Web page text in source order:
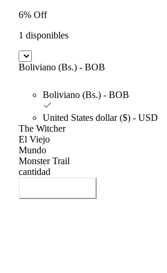
6% Off
1 disponibles
Boliviano (Bs.) - BOB
Boliviano (Bs.) - BOB
United States dollar ($) - USD
The Witcher
El Viejo
Mundo
Monster Trail
cantidad